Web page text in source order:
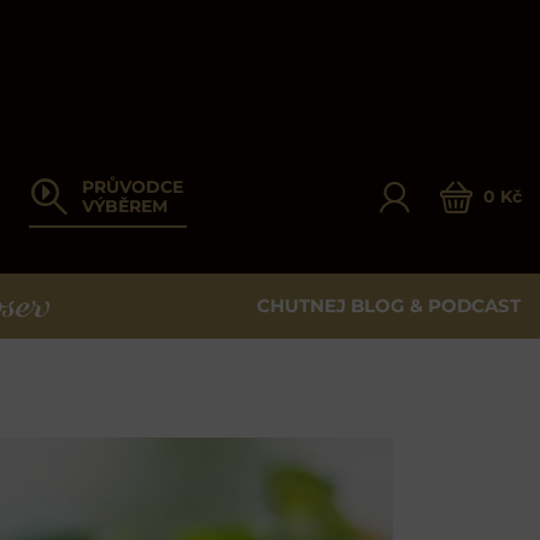
PRŮVODCE
VÝBĚREM
0 Kč
CHUTNEJ BLOG & PODCAST